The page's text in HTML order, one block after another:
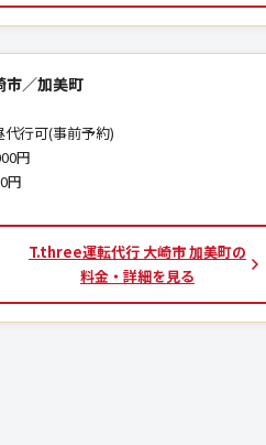
／加美町
行可(事前予約)
円
円
T.three運転代行 大崎市 加美町の
料金・詳細を見る